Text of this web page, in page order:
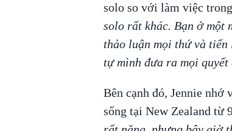
solo so với làm việc
solo rất khác. Bạn ở một
thảo luận mọi thứ và
tự mình đưa ra mọi
Bên cạnh đó, Jennie
sống tại New Zealand từ